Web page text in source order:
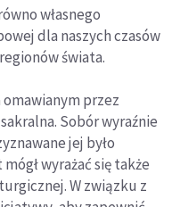
własnego
dla naszych czasów
świata.
przez
Sobór wyraźnie
jej było
wyrażać się także
W związku z